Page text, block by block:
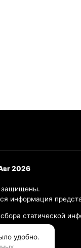
2026
защищены.
информация
статической
удобно.